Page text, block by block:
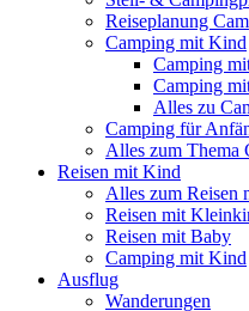
Reiseplanung
Camping mit Kind
Camping
Camping
Alles zu
Camping für
Alles zum Thema
Reisen mit Kind
Alles zum Reisen
Reisen mit
Reisen mit Baby
Camping mit Kind
Ausflug
Wanderungen